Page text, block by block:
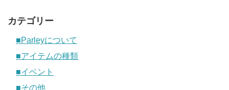
カテゴリー
■Parleyについて
■アイテムの種類
■イベント
■その他